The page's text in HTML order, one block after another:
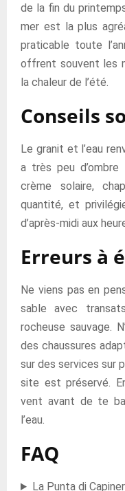
de la fin du
mer est la plus
praticable toute
offrent souvent les
la chaleur de l’été.
Conseils
Le granit et l’eau
a très peu
crème solaire,
quantité, et
d’après-midi aux
Erreurs à
Ne viens pas en
sable avec
rocheuse sauvage.
des chaussures
sur des services sur
site est préservé.
vent avant de te
l’eau.
FAQ
La Punta di